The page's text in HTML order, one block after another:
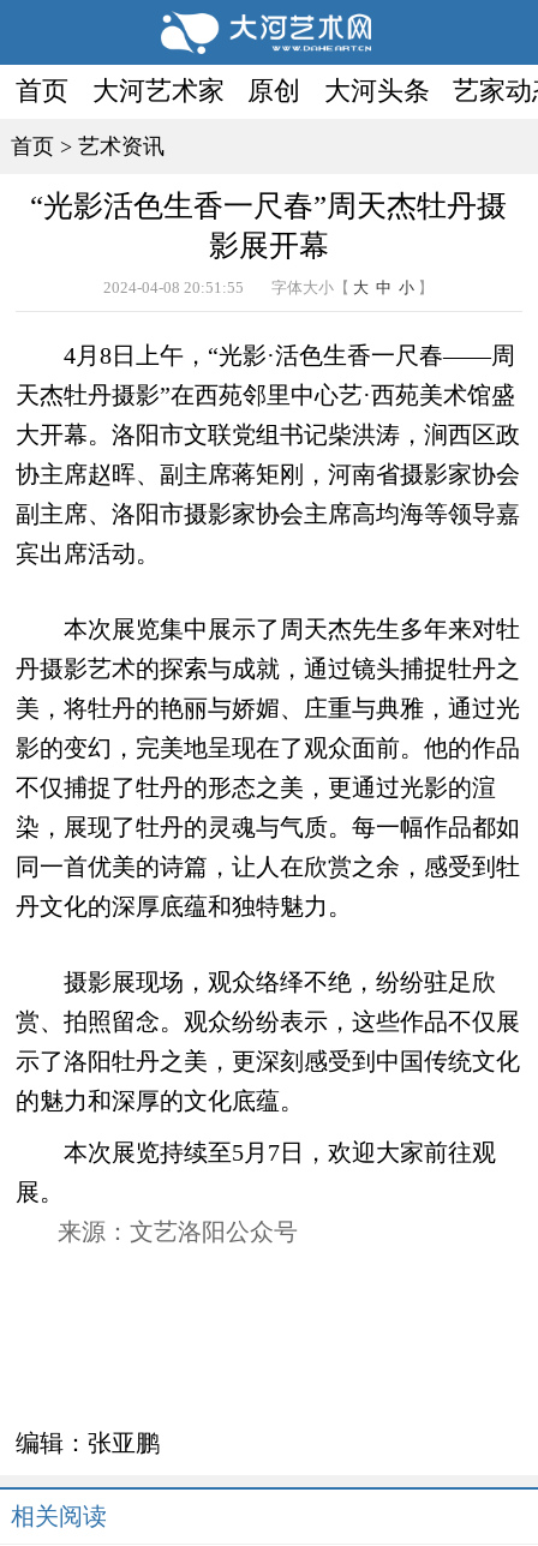
首页 大河艺术家 原创 大河头条 艺家动
首页> 艺术资讯
“光影活色生香一尺春”周天杰牡丹摄
影展开幕
2024-04-08 20:51:55 字体大小【 大 中 小 】
4月8日上午，“光影·活色生香一尺春——周
天杰牡丹摄影”在西苑邻里中心艺·西苑美术馆盛
大开幕。洛阳市文联党组书记柴洪涛，涧西区政
协主席赵晖、副主席蒋矩刚，河南省摄影家协会
副主席、洛阳市摄影家协会主席高均海等领导嘉
宾出席活动。
本次展览集中展示了周天杰先生多年来对牡
丹摄影艺术的探索与成就，通过镜头捕捉牡丹之
美，将牡丹的艳丽与娇媚、庄重与典雅，通过光
影的变幻，完美地呈现在了观众面前。他的作品
不仅捕捉了牡丹的形态之美，更通过光影的渲
染，展现了牡丹的灵魂与气质。每一幅作品都如
同一首优美的诗篇，让人在欣赏之余，感受到牡
丹文化的深厚底蕴和独特魅力。
摄影展现场，观众络绎不绝，纷纷驻足欣
赏、拍照留念。观众纷纷表示，这些作品不仅展
示了洛阳牡丹之美，更深刻感受到中国传统文化
的魅力和深厚的文化底蕴。
本次展览持续至5月7日，欢迎大家前往观
展。
来源：文艺洛阳公众号
编辑：张亚鹏
相关阅读